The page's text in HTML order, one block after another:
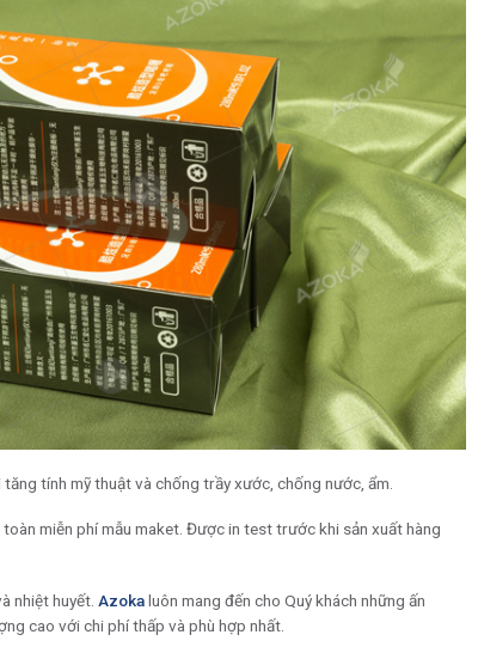
tính mỹ thuật và chống trầy xước, chống nước, ẩm.
miễn phí mẫu maket. Được in test trước khi sản xuất hàng
nhiệt huyết. Azokaluôn mang đến cho Quý khách những ấn
cao với chi phí thấp và phù hợp nhất.